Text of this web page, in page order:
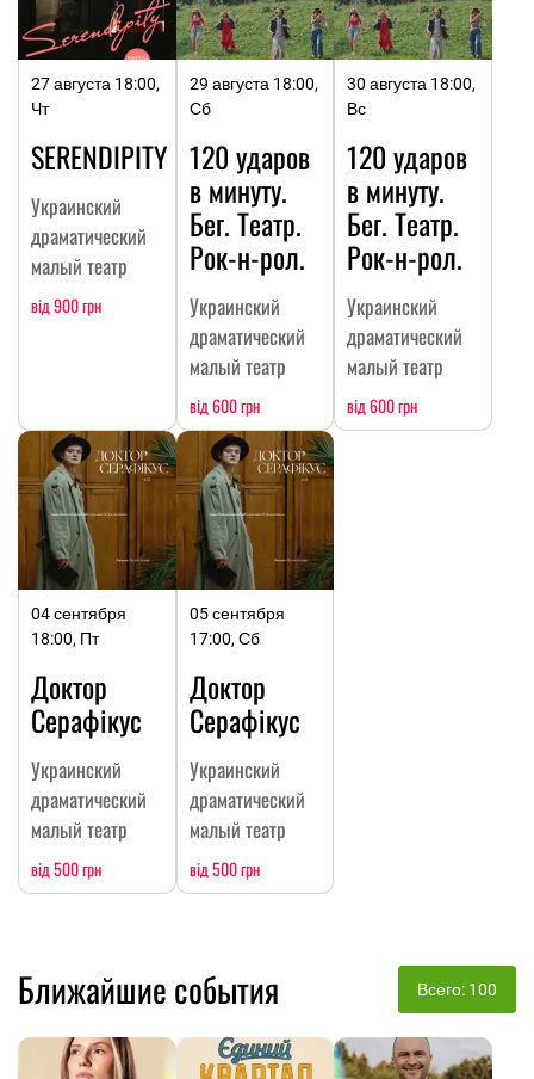
27 августа 18:00,
Чт
SERENDIPITY
Украинский
драматический
малый театр
від 900 грн
29 августа 18:00,
Сб
120 ударов
в минуту.
Бег. Театр.
Рок-н-рол.
Украинский
драматический
малый театр
від 600 грн
30 августа 18:00,
Вс
120 ударов
в минуту.
Бег. Театр.
Рок-н-рол.
Украинский
драматический
малый театр
від 600 грн
04 сентября
18:00, Пт
Доктор
Серафікус
Украинский
драматический
малый театр
від 500 грн
05 сентября
17:00, Сб
Доктор
Серафікус
Украинский
драматический
малый театр
від 500 грн
Ближайшие события Всего: 100